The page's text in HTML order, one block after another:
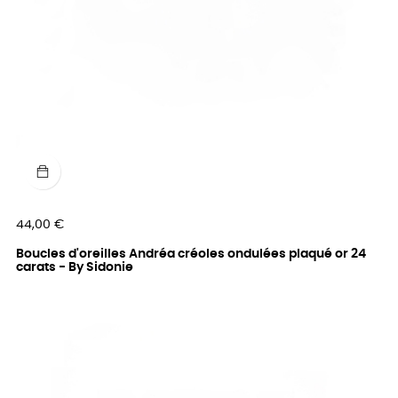
Prix
44,00 €
Boucles d'oreilles Andréa créoles ondulées plaqué or 24
carats - By Sidonie